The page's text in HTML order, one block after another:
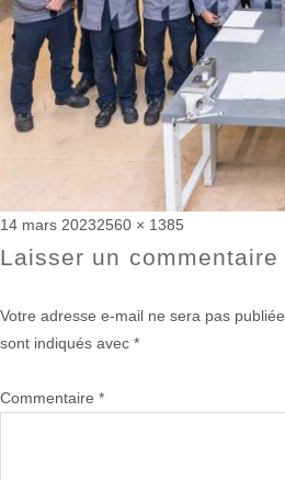
Publié
le
14 mars 2023Taille
réelle
2560 × 1385
Laisser un commentaire
Votre adresse e-mail ne sera pas publiée.
sont indiqués avec *
Commentaire *